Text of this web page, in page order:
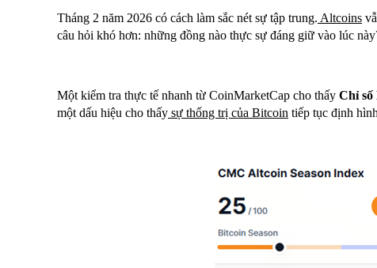
Tháng 2 năm 2026 có cách làm sắc nét sự tập trung. Altcoins
câu hỏi khó hơn: những đồng nào thực sự đáng giữ vào lúc
Một kiểm tra thực tế nhanh từ CoinMarketCap cho thấy Chỉ số
một dấu hiệu cho thấy sự thống trị của Bitcoin tiếp tục định